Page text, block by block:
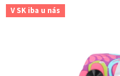
V SK iba u nás